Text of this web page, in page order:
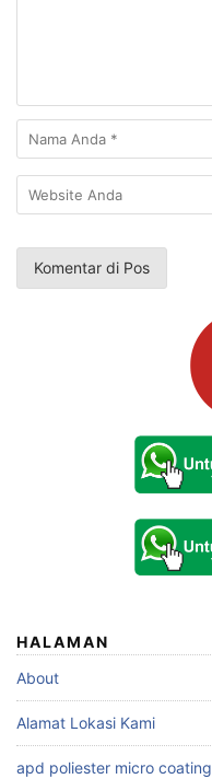
HALAMAN
About
Alamat Lokasi Kami
apd poliester micro coating